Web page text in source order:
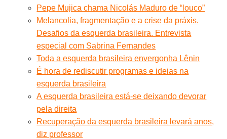
Pepe Mujica chama Nicolás Maduro de “louco”
Melancolia, fragmentação e a crise da práxis.
Desafios da esquerda brasileira. Entrevista
especial com Sabrina Fernandes
Toda a esquerda brasileira envergonha Lênin
É hora de rediscutir programas e ideias na
esquerda brasileira
A esquerda brasileira está-se deixando devorar
pela direita
Recuperação da esquerda brasileira levará anos,
diz professor